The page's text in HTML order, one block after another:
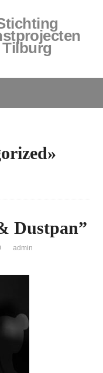
Tilburg
Dustpan”
admin